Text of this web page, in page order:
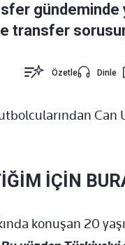
transfer
Özetle Dinle
Can
İÇİN
konuşan 20